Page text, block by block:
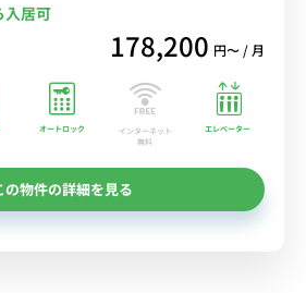
入居可
178,200 円〜 / 月
オートロック
インターネット
無料
エレベーター
の物件の詳細を見る